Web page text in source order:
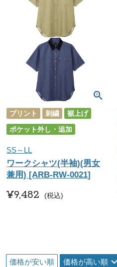
プリント 刺繍
裾上げ
ポケット外し・追加
SS～LL
ワークシャツ(半袖)(男女
兼用) [ARB-RW-0021]
¥9,482 税込
価格が安い順 価格が高い順